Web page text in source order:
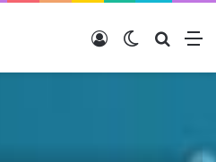
Switch skin
Войти